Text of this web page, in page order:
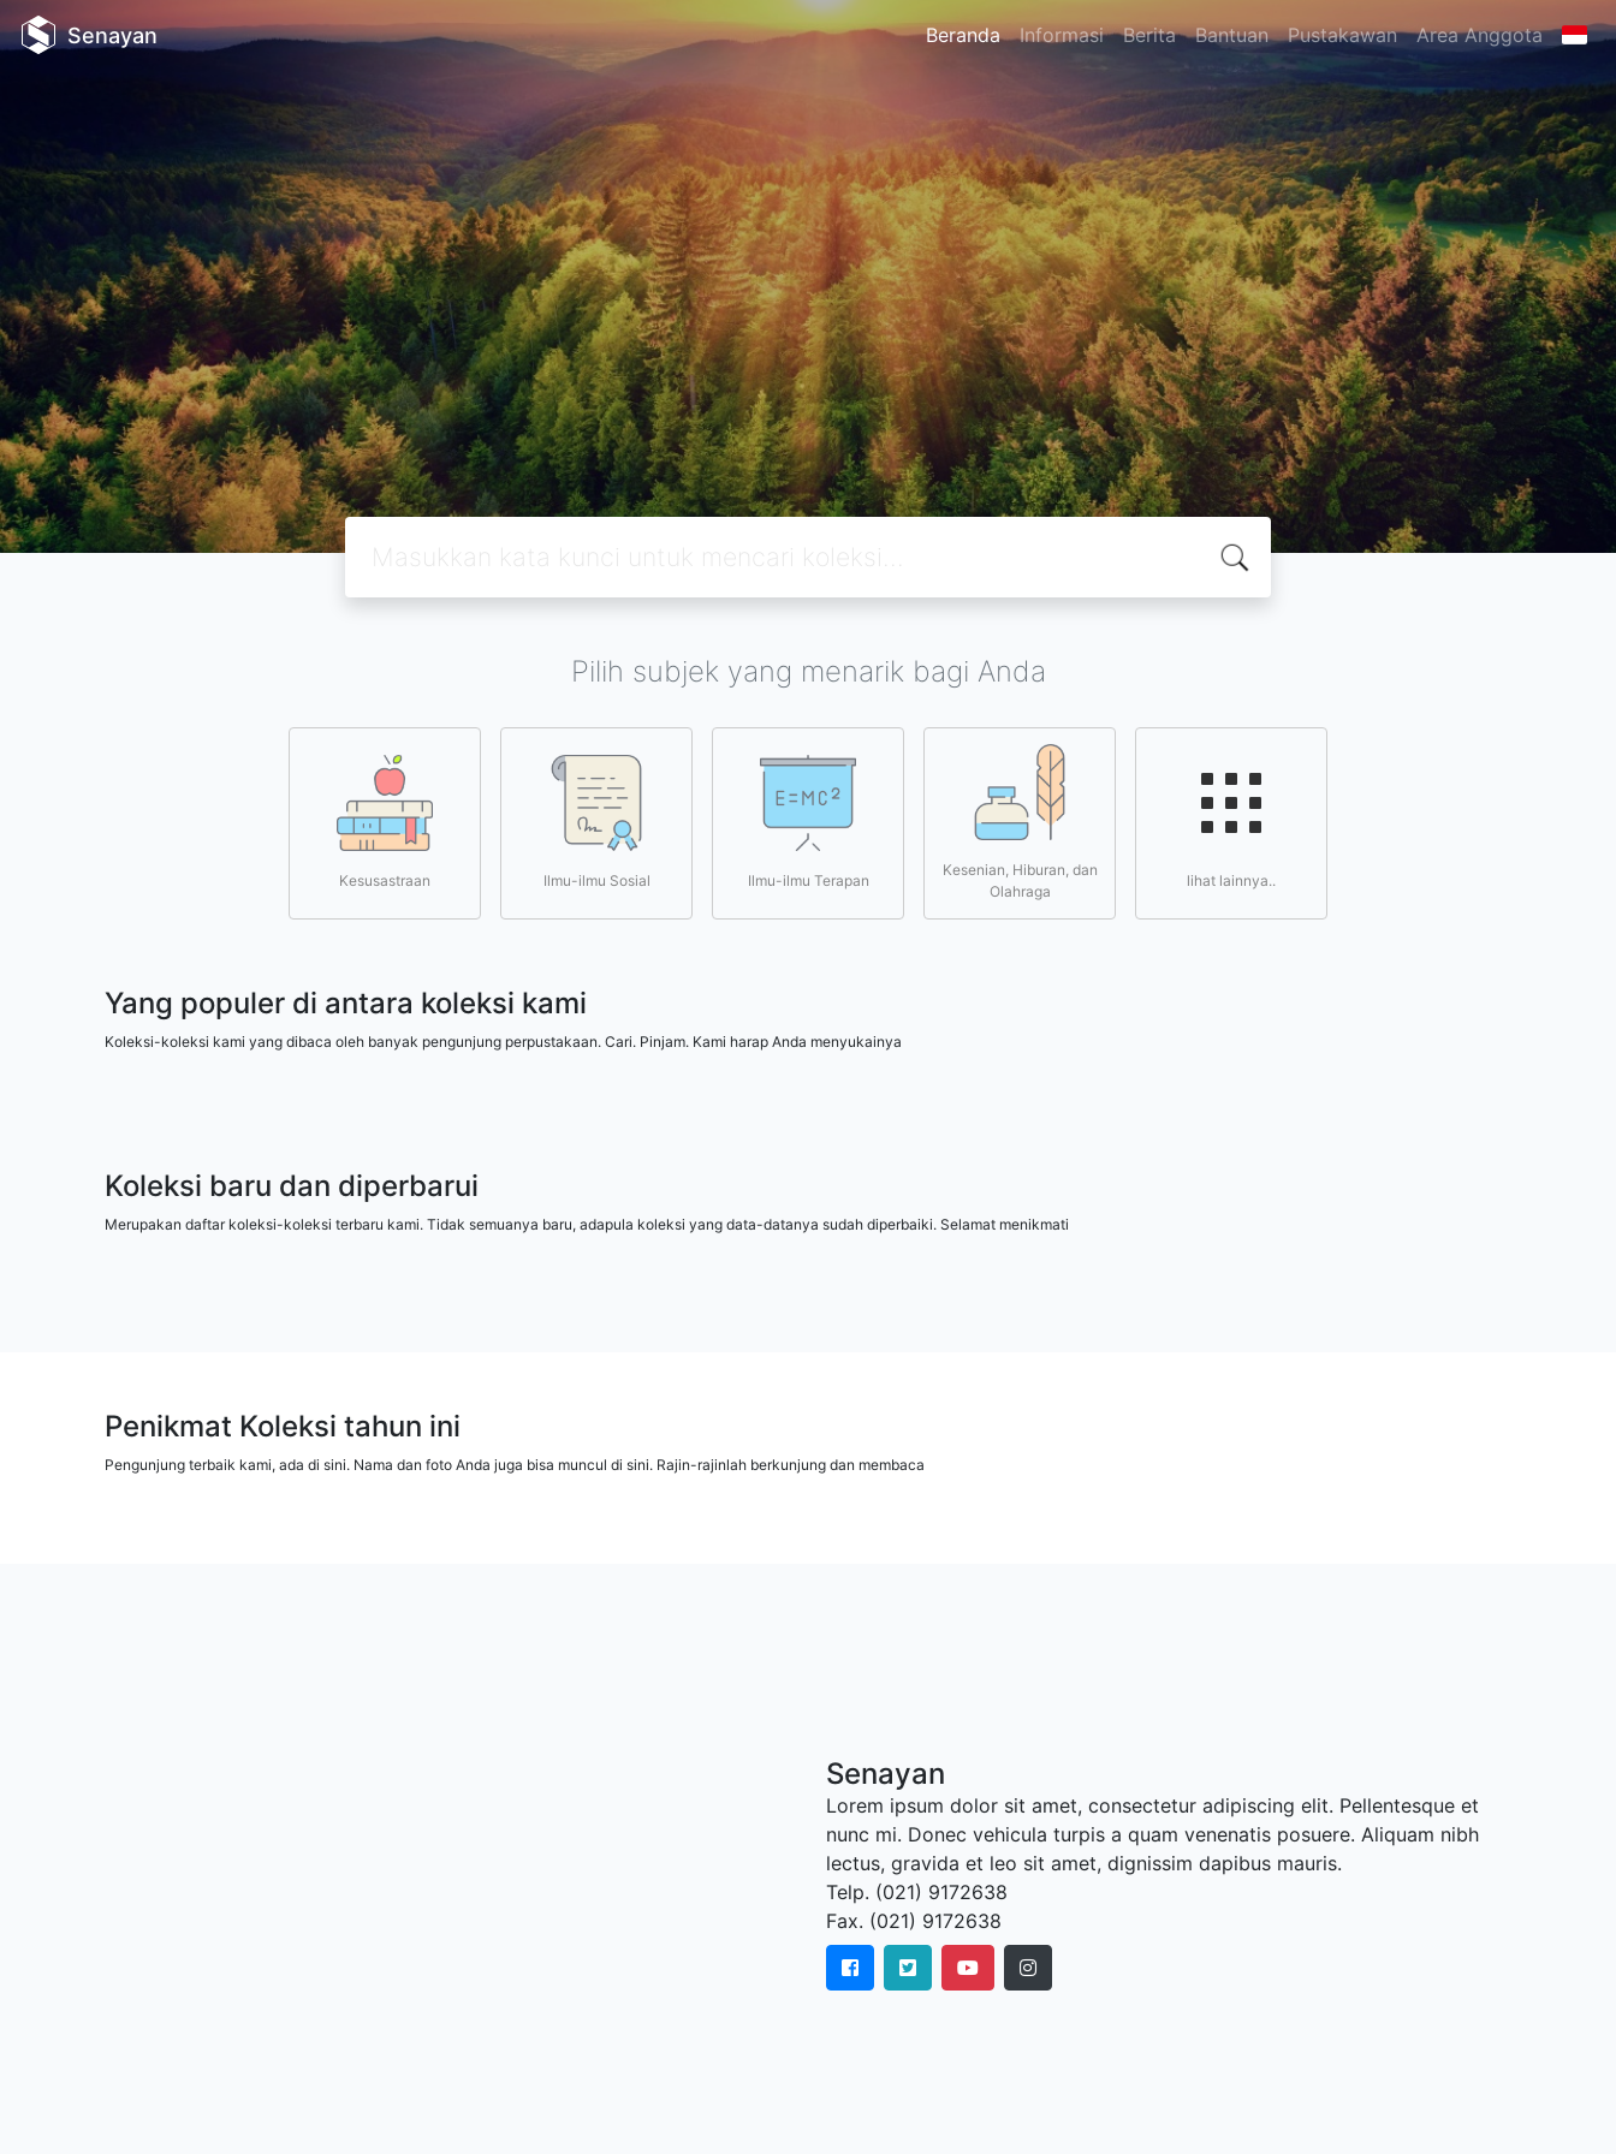
Senayan Beranda Informasi Berita Bantuan Pustakawan Area Anggota
Pilih subjek yang menarik bagi Anda
Kesusastraan Ilmu-ilmu Sosial Ilmu-ilmu Terapan
Kesenian, Hiburan, dan
Olahraga
lihat lainnya..
Yang populer di antara koleksi kami
Koleksi-koleksi kami yang dibaca oleh banyak pengunjung perpustakaan. Cari. Pinjam. Kami harap Anda menyukainya
Koleksi baru dan diperbarui
Merupakan daftar koleksi-koleksi terbaru kami. Tidak semuanya baru, adapula koleksi yang data-datanya sudah diperbaiki. Selamat menikmati
Penikmat Koleksi tahun ini
Pengunjung terbaik kami, ada di sini. Nama dan foto Anda juga bisa muncul di sini. Rajin-rajinlah berkunjung dan membaca
Senayan
Lorem ipsum dolor sit amet, consectetur adipiscing elit. Pellentesque et
nunc mi. Donec vehicula turpis a quam venenatis posuere. Aliquam nibh
lectus, gravida et leo sit amet, dignissim dapibus mauris.
Telp. (021) 9172638
Fax. (021) 9172638